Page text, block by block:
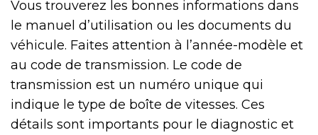
Vous trouverez les bonnes informations dans
le manuel d’utilisation ou les documents du
véhicule. Faites attention à l’année-modèle et
au code de transmission. Le code de
transmission est un numéro unique qui
indique le type de boîte de vitesses. Ces
détails sont importants pour le diagnostic et